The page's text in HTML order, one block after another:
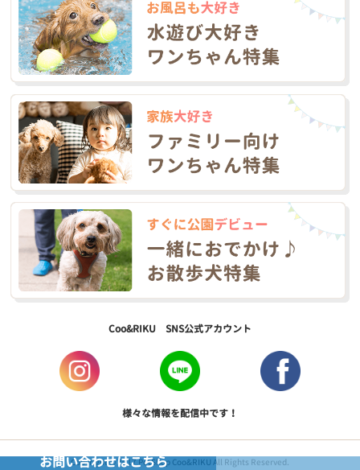
お問い合わせはこちら
Coo&RIKU SNS公式アカウント
様々な情報を配信中です！
Copyright © 2017 PetShop Coo&RIKU All Rights Reserved.